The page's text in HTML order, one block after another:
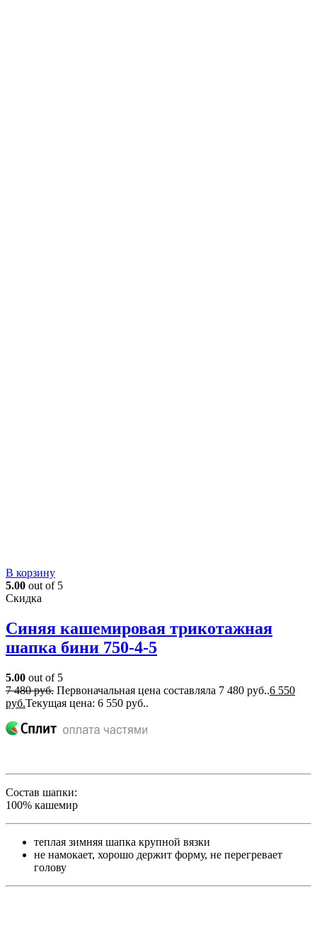
В корзину
5.00 out of 5
Скидка
Синяя кашемировая трикотажная
шапка бини 750-4-5
5.00 out of 5
7 480руб. Первоначальная цена составляла 7 480 руб..6 550
руб.Текущая цена: 6 550 руб..
Состав шапки:
100% кашемир
теплая зимняя шапка крупной вязки
не намокает, хорошо держит форму, не перегревает
голову